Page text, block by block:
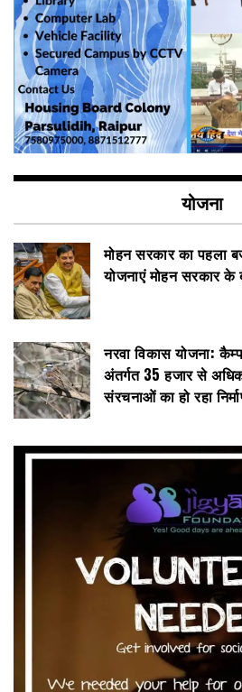
योजना
मोहन सरकार का पहला
योजनाएं मोहन सरकार के
नरवा विकास योजना:
अंतर्गत 35 हजार से
संरचनाओं का हो रहा